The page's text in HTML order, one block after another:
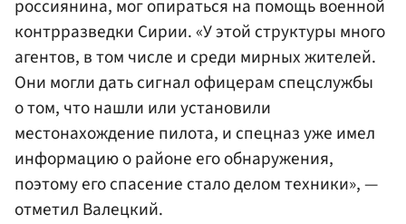
россиянина, мог опираться на помощь военной
контрразведки Сирии. «У этой структуры много
агентов, в том числе и среди мирных жителей.
Они могли дать сигнал офицерам спецслужбы
о том, что нашли или установили
местонахождение пилота, и спецназ уже имел
информацию о районе его обнаружения,
поэтому его спасение стало делом техники», —
отметил Валецкий.